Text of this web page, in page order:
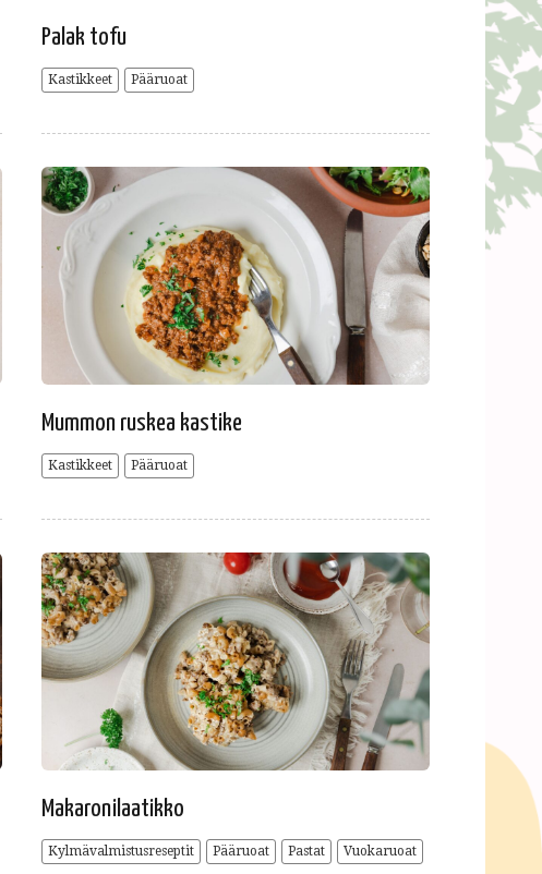
Palak tofu
Kastikkeet Pääruoat
Mummon ruskea kastike
Kastikkeet Pääruoat
Makaronilaatikko
Kylmävalmistusreseptit Pääruoat Pastat Vuokaruoat